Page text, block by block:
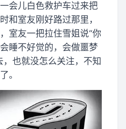
会儿白色救护车过来把
和室友刚好路过那里，
室友一把拉住雪姐说“你
睡不好觉的，会做噩梦
，也就没怎么关注，不知
。